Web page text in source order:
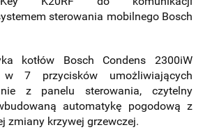
sterowania mobilnego Bosch
kotłów Bosch Condens 2300iW
7 przycisków umożliwiających
z panelu sterowania, czytelny
automatykę pogodową z
zmiany krzywej grzewczej.